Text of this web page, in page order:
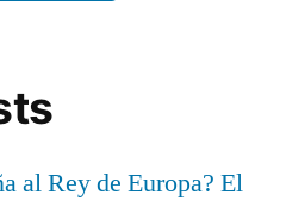
al Rey de Europa? El